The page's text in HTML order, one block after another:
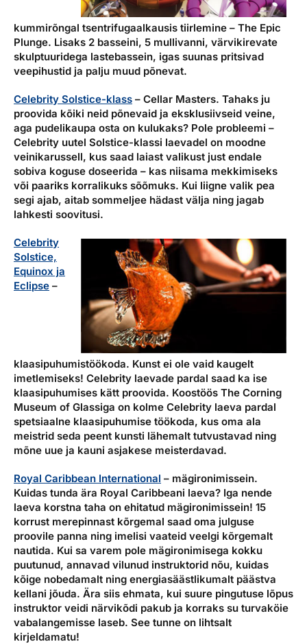
kummirõngal tsentrifugaalkausis tiirlemine – The Epic
Plunge. Lisaks 2 basseini, 5 mullivanni, värvikirevate
skulptuuridega lastebassein, igas suunas pritsivad
veepihustid ja palju muud põnevat.
Celebrity Solstice-klass – Cellar Masters. Tahaks ju
proovida kõiki neid põnevaid ja eksklusiivseid veine,
aga pudelikaupa osta on kulukaks? Pole probleemi –
Celebrity uutel Solstice-klassi laevadel on moodne
veinikarussell, kus saad laiast valikust just endale
sobiva koguse doseerida – kas niisama mekkimiseks
või paariks korralikuks sõõmuks. Kui liigne valik pea
segi ajab, aitab sommeljee hädast välja ning jagab
lahkesti soovitusi.
Celebrity
Solstice,
Equinox ja
Eclipse –
klaasipuhumistöökoda. Kunst ei ole vaid kaugelt
imetlemiseks! Celebrity laevade pardal saad ka ise
klaasipuhumises kätt proovida. Koostöös The Corning
Museum of Glassiga on kolme Celebrity laeva pardal
spetsiaalne klaasipuhumise töökoda, kus oma ala
meistrid seda peent kunsti lähemalt tutvustavad ning
mõne uue ja kauni asjakese meisterdavad.
Royal Caribbean International – mägironimissein.
Kuidas tunda ära Royal Caribbeani laeva? Iga nende
laeva korstna taha on ehitatud mägironimissein! 15
korrust merepinnast kõrgemal saad oma julguse
proovile panna ning imelisi vaateid veelgi kõrgemalt
nautida. Kui sa varem pole mägironimisega kokku
puutunud, annavad vilunud instruktorid nõu, kuidas
kõige nobedamalt ning energiasäästlikumalt päästva
kellani jõuda. Ära siis ehmata, kui suure pingutuse lõpus
instruktor veidi närvikõdi pakub ja korraks su turvaköie
vabalangemisse laseb. See tunne on lihtsalt
kirjeldamatu!